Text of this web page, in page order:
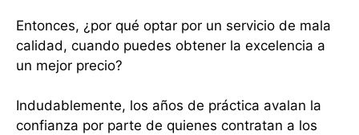
Entonces, ¿por qué optar por un servicio de mala
calidad, cuando puedes obtener la excelencia a
un mejor precio?
Indudablemente, los años de práctica avalan la
confianza por parte de quienes contratan a los